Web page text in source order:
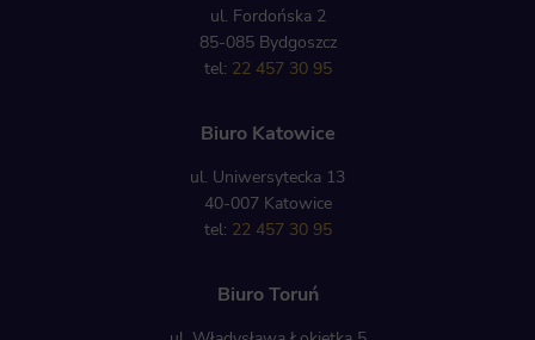
ul. Fordońska 2
85-085 Bydgoszcz
tel: 22 457 30 95
Biuro Katowice
ul. Uniwersytecka 13
40-007 Katowice
tel: 22 457 30 95
Biuro Toruń